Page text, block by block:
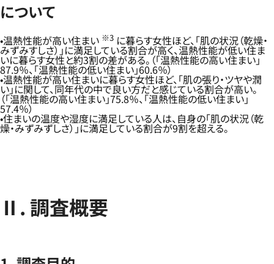
について
温熱性能が高い住まい ※3 に暮らす女性ほど、「肌の状況（乾燥・
みずみすしさ）」に満足している割合が高く、温熱性能が低い住ま
いに暮らす女性と約3割の差がある。（「温熱性能の高い住まい」
87.9％、「温熱性能の低い住まい」60.6％）
温熱性能が高い住まいに暮らす女性ほど、「肌の張り・ツヤや潤
い」に関して、同年代の中で良い方だと感じている割合が高い。
（「温熱性能の高い住まい」75.8％、「温熱性能の低い住まい」
57.4％）
住まいの温度や湿度に満足している人は、自身の「肌の状況（乾
燥・みずみずしさ）」に満足している割合が9割を超える。
Ⅱ. 調査概要